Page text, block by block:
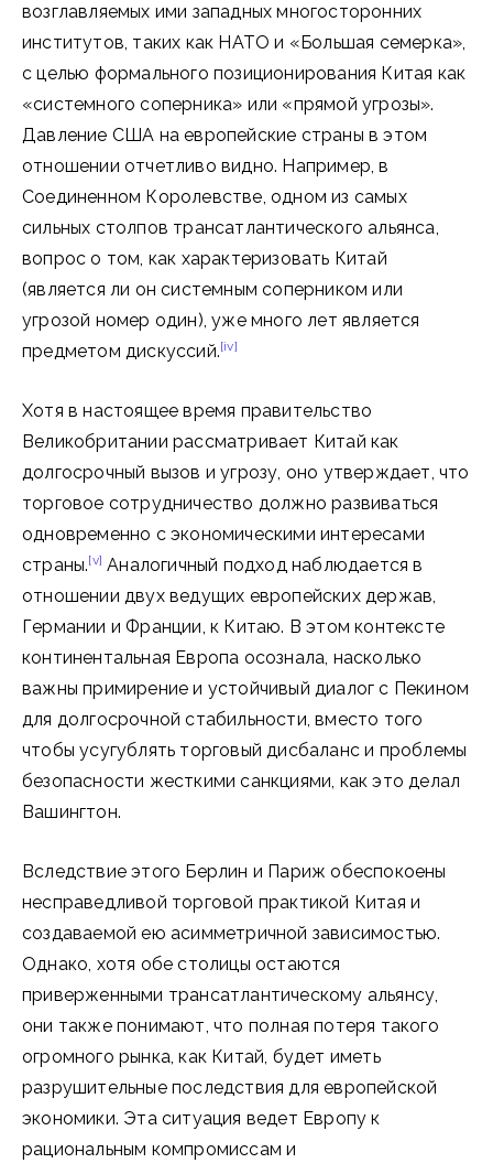
возглавляемых ими западных многосторонних
институтов, таких как НАТО и «Большая семерка»,
с целью формального позиционирования Китая как
«системного соперника» или «прямой угрозы».
Давление США на европейские страны в этом
отношении отчетливо видно. Например, в
Соединенном Королевстве, одном из самых
сильных столпов трансатлантического альянса,
вопрос о том, как характеризовать Китай
(является ли он системным соперником или
угрозой номер один), уже много лет является
предметом дискуссий.[iv]
Хотя в настоящее время правительство
Великобритании рассматривает Китай как
долгосрочный вызов и угрозу, оно утверждает, что
торговое сотрудничество должно развиваться
одновременно с экономическими интересами
страны.[v] Аналогичный подход наблюдается в
отношении двух ведущих европейских держав,
Германии и Франции, к Китаю. В этом контексте
континентальная Европа осознала, насколько
важны примирение и устойчивый диалог с Пекином
для долгосрочной стабильности, вместо того
чтобы усугублять торговый дисбаланс и проблемы
безопасности жесткими санкциями, как это делал
Вашингтон.
Вследствие этого Берлин и Париж обеспокоены
несправедливой торговой практикой Китая и
создаваемой ею асимметричной зависимостью.
Однако, хотя обе столицы остаются
приверженными трансатлантическому альянсу,
они также понимают, что полная потеря такого
огромного рынка, как Китай, будет иметь
разрушительные последствия для европейской
экономики. Эта ситуация ведет Европу к
рациональным компромиссам и